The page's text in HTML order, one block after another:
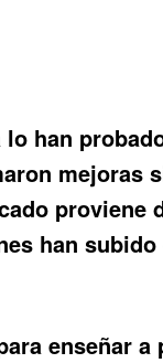
han
mejoras
proviene
han
enseñar